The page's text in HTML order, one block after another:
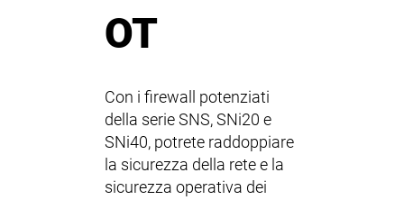
OT
Con i firewall potenziati
della serie SNS, SNi20 e
SNi40, potrete raddoppiare
la sicurezza della rete e la
sicurezza operativa dei